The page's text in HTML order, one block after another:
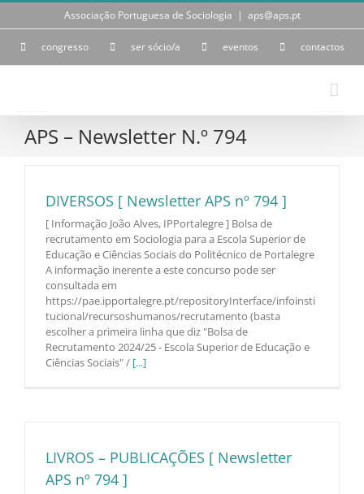
Skip
Associação Portuguesa de Sociologia | aps@aps.pt
congresso ser sócio/a eventos contactos
APS – Newsletter N.º 794
DIVERSOS [ Newsletter APS nº 794 ]
[ Informação João Alves, IPPortalegre ] Bolsa de
recrutamento em Sociologia para a Escola Superior de
Educação e Ciências Sociais do Politécnico de Portalegre
A informação inerente a este concurso pode ser
consultada em
https://pae.ipportalegre.pt/repositoryInterface/infoinsti
tucional/recursoshumanos/recrutamento (basta
escolher a primeira linha que diz "Bolsa de
Recrutamento 2024/25 - Escola Superior de Educação e
Ciências Sociais" / [...]
LIVROS – PUBLICAÇÕES [ Newsletter
APS nº 794 ]